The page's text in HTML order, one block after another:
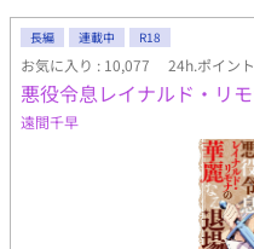
とうございます😊
長編 連載中 R18
お気に入り : 10,077 24h.ポイン
悪役令息レイナルド・リ
遠間千早